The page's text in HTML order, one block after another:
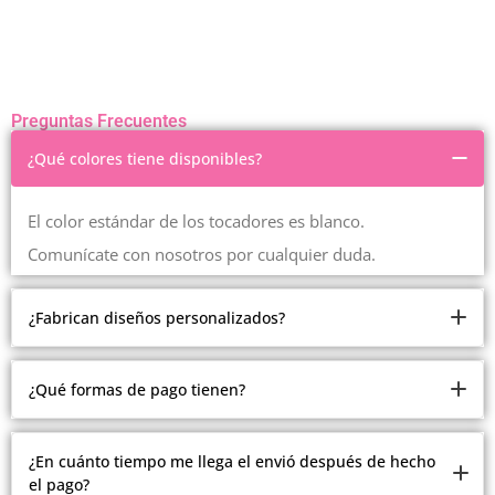
Preguntas Frecuentes
¿Qué colores tiene disponibles?
El color estándar de los tocadores es blanco.
Comunícate con nosotros por cualquier duda.
¿Fabrican diseños personalizados?
Somos fabricantes.
Pero debido a la cantidad de modelos y estilos que
personalizados.
¿Qué formas de pago tienen?
Ofrecemos múltiples formas de pago.
Contado, contra entrega en Medellín, recibimos todas las
¿En cuánto tiempo me llega el envió después de hecho
el pago?